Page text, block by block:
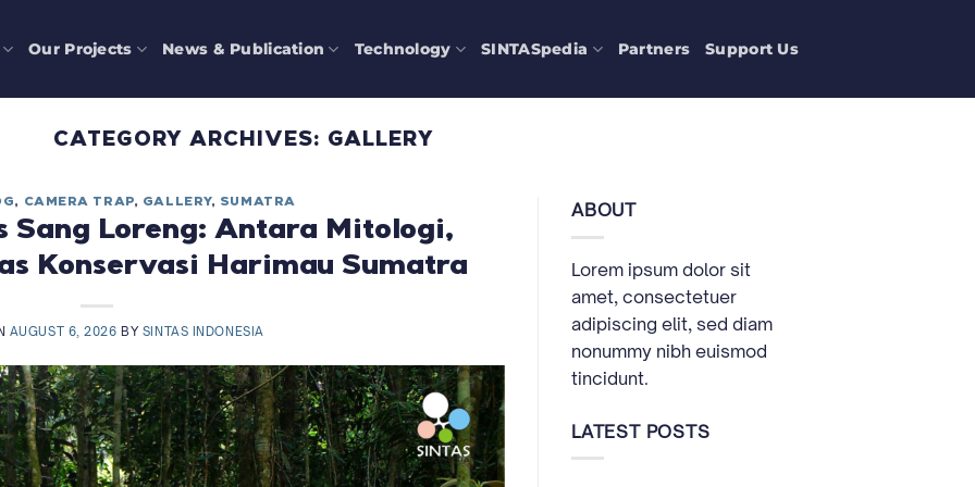
Our Projects News & Publication Technology SINTASpedia Partners Support Us
CATEGORY ARCHIVES: GALLERY
, CAMERA TRAP, GALLERY, SUMATRA
Sang Loreng: Antara Mitologi,
Konservasi Harimau Sumatra
AUGUST 6, 2026 BY SINTAS INDONESIA
ABOUT
Lorem ipsum dolor sit
amet, consectetuer
adipiscing elit, sed diam
nonummy nibh euismod
tincidunt.
LATEST POSTS